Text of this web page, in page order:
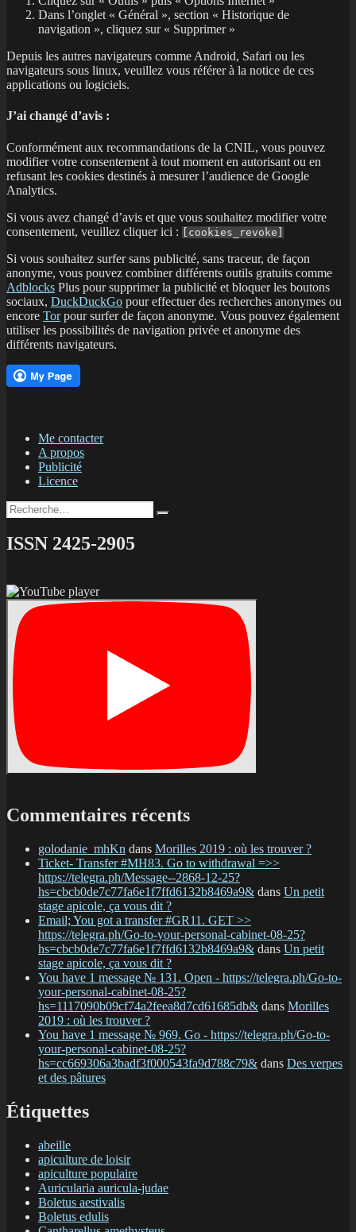
Dans l’onglet « Général », section « Historique de
navigation », cliquez sur « Supprimer »
Depuis les autres navigateurs comme Android, Safari ou les
navigateurs sous linux, veuillez vous référer à la notice de ces
applications ou logiciels.
J’ai changé d’avis :
Conformément aux recommandations de la CNIL, vous pouvez
modifier votre consentement à tout moment en autorisant ou en
refusant les cookies destinés à mesurer l’audience de Google
Analytics.
Si vous avez changé d’avis et que vous souhaitez modifier votre
consentement, veuillez cliquer ici : [cookies_revoke]
Si vous souhaitez surfer sans publicité, sans traceur, de façon
anonyme, vous pouvez combiner différents outils gratuits comme
Adblocks Plus pour supprimer la publicité et bloquer les boutons
sociaux, DuckDuckGo pour effectuer des recherches anonymes ou
encore Torpour surfer de façon anonyme. Vous pouvez également
utiliser les possibilités de navigation privée et anonyme des
différents navigateurs.
Me contacter
A propos
Publicité
Licence
Recherche
pour :
Recherche
ISSN 2425-2905
Commentaires récents
golodanie_mhKn dans Morilles 2019 : où les trouver ?
Ticket- Transfer #MH83. Go to withdrawal =>>
https://telegra.ph/Message--2868-12-25?
hs=cbcb0de7c77fa6e1f7ffd6132b8469a9& dans Un petit
stage apicole, ça vous dit ?
Email; You got a transfer #GR11. GET >>
https://telegra.ph/Go-to-your-personal-cabinet-08-25?
hs=cbcb0de7c77fa6e1f7ffd6132b8469a9& dans Un petit
stage apicole, ça vous dit ?
You have 1 message № 131. Open - https://telegra.ph/Go-to-
your-personal-cabinet-08-25?
hs=1117090b09cf74a2feea8d7cd61685db& dans Morilles
2019 : où les trouver ?
You have 1 message № 969. Go - https://telegra.ph/Go-to-
your-personal-cabinet-08-25?
hs=cc669306a3badf3f000543fa9d788c79& dans Des verpes
et des pâtures
Étiquettes
abeille
apiculture de loisir
apiculture populaire
Auricularia auricula-judae
Boletus aestivalis
Boletus edulis